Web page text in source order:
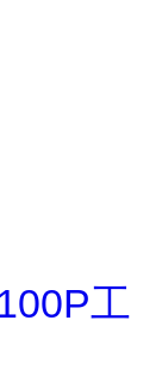
工